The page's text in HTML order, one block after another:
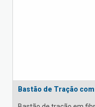
Bastão de Tração